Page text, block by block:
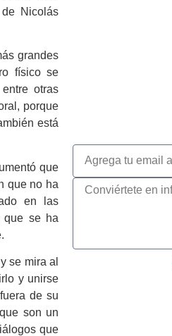
Nicolás
grandes
físico se
otras
porque
está
que
que no ha
en las
que se ha
se mira al
y unirse
de su
son un
que